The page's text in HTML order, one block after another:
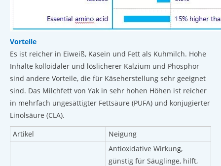
Vorteile
Es ist reicher in Eiweiß, Kasein und Fett als Kuhmilch. Hohe
Inhalte kolloidaler und löslicherer Kalzium und Phosphor
sind andere Vorteile, die für Käseherstellung sehr geeignet
sind. Das Milchfett von Yak in sehr hohen Höhen ist reicher
in mehrfach ungesättigter Fettsäure (PUFA) und konjugierter
Linolsäure (CLA).
Artikel
Neigung
Antioxidative Wirkung,
günstig für Säuglinge, hilft,